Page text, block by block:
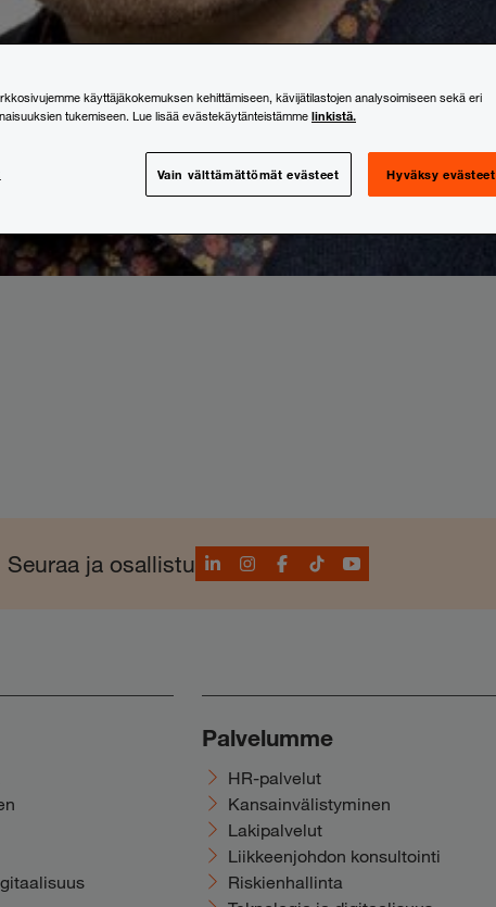
Seuraa ja osallistuLinkedInInstagram
Facebook
TikTokYouTube
Palvelumme
HR-palvelut
Kansainvälistyminen
Lakipalvelut
Liikkeenjohdon konsultointi
Riskienhallinta
käyttäjäkokemuksen kehittämiseen, kävijätilastojen analysoimiseen sekä eri
tukemiseen. Lue lisää evästekäytänteistämme linkistä.
Vain välttämättömät evästeet Hyväksy evästeet